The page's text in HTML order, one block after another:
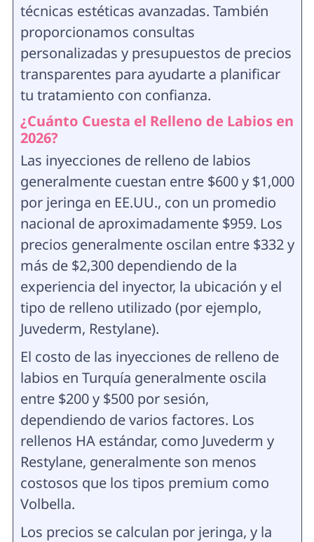
técnicas estéticas avanzadas. También
proporcionamos consultas
personalizadas y presupuestos de precios
transparentes para ayudarte a planificar
tu tratamiento con confianza.
¿Cuánto Cuesta el Relleno de Labios en
2026?
Las inyecciones de relleno de labios
generalmente cuestan entre $600 y $1,000
por jeringa en EE.UU., con un promedio
nacional de aproximadamente $959. Los
precios generalmente oscilan entre $332 y
más de $2,300 dependiendo de la
experiencia del inyector, la ubicación y el
tipo de relleno utilizado (por ejemplo,
Juvederm, Restylane).
El costo de las inyecciones de relleno de
labios en Turquía generalmente oscila
entre $200 y $500 por sesión,
dependiendo de varios factores. Los
rellenos HA estándar, como Juvederm y
Restylane, generalmente son menos
costosos que los tipos premium como
Volbella.
Los precios se calculan por jeringa, y la